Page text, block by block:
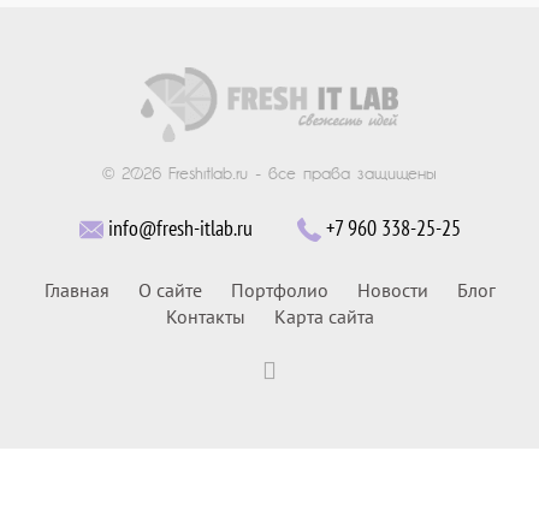
© 2026 Freshitlab.ru - все права защищены
info@fresh-itlab.ru +7 960 338-25-25
Главная О сайте Портфолио Новости
Блог
Контакты
Карта сайта